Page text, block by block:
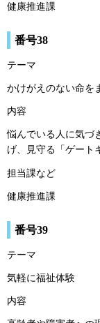
健康推進課
番号38
テーマ
かけがえのない命を
内容
悩んでいる人に気づ
げ、見守る「ゲート
担当課など
健康推進課
番号39
テーマ
気軽に福祉体験
内容